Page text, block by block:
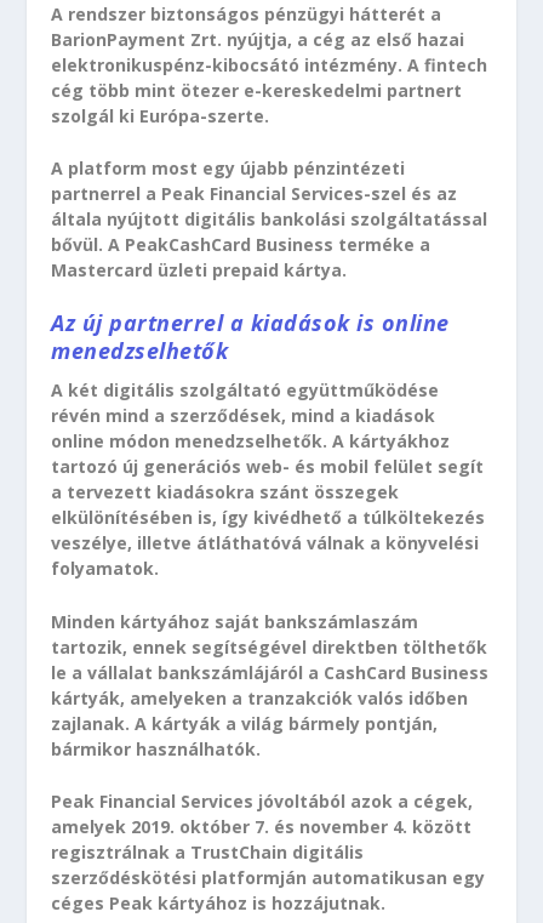
A rendszer biztonságos pénzügyi hátterét a
BarionPayment Zrt. nyújtja, a cég az első hazai
elektronikuspénz-kibocsátó intézmény. A fintech
cég több mint ötezer e-kereskedelmi partnert
szolgál ki Európa-szerte.
A platform most egy újabb pénzintézeti
partnerrel a Peak Financial Services-szel és az
általa nyújtott digitális bankolási szolgáltatással
bővül. A PeakCashCard Business terméke a
Mastercard üzleti prepaid kártya.
Az új partnerrel a kiadások is online
menedzselhetők
A két digitális szolgáltató együttműködése
révén mind a szerződések, mind a kiadások
online módon menedzselhetők. A kártyákhoz
tartozó új generációs web- és mobil felület segít
a tervezett kiadásokra szánt összegek
elkülönítésében is, így kivédhető a túlköltekezés
veszélye, illetve átláthatóvá válnak a könyvelési
folyamatok.
Minden kártyához saját bankszámlaszám
tartozik, ennek segítségével direktben tölthetők
le a vállalat bankszámlájáról a CashCard Business
kártyák, amelyeken a tranzakciók valós időben
zajlanak. A kártyák a világ bármely pontján,
bármikor használhatók.
Peak Financial Services jóvoltából azok a cégek,
amelyek 2019. október 7. és november 4. között
regisztrálnak a TrustChain digitális
szerződéskötési platformján automatikusan egy
céges Peak kártyához is hozzájutnak.